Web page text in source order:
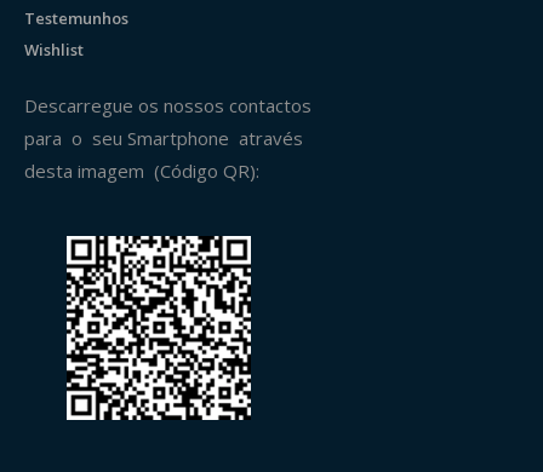
Testemunhos
Wishlist
Descarregue os nossos contactos
para o seu Smartphone através
desta imagem (Código QR):